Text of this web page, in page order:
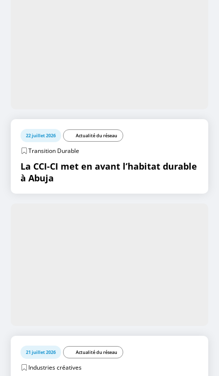
22 juillet 2026 Actualité du réseau
Transition Durable
La CCI-CI met en avant l’habitat durable
à Abuja
21 juillet 2026 Actualité du réseau
Industries créatives